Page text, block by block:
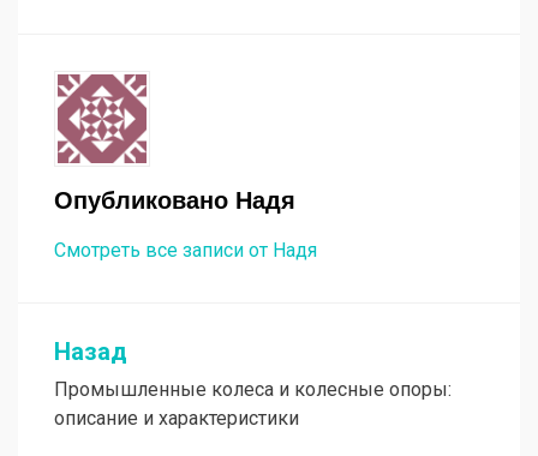
Опубликовано Надя
Смотреть все записи от Надя
Навигация
по
записям
Назад
Промышленные колеса и колесные опоры:
описание и характеристики